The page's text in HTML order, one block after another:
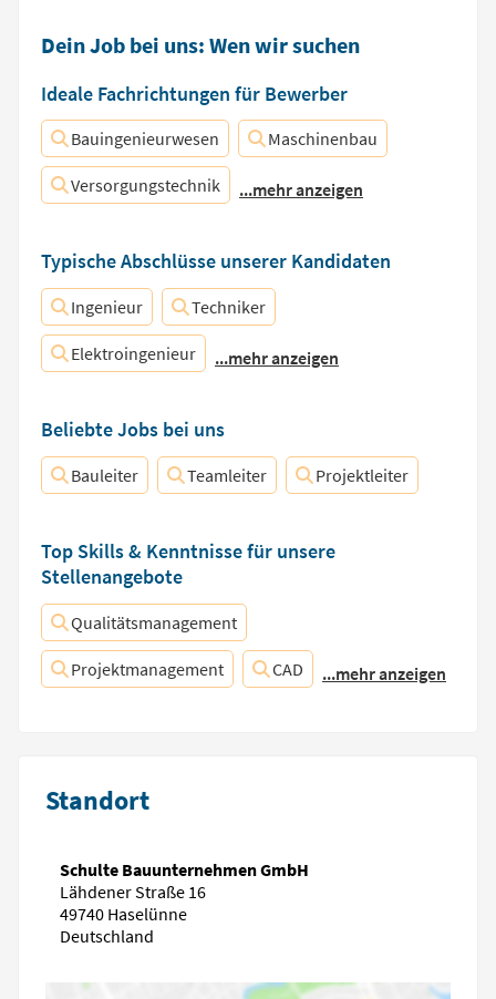
Dein Job bei uns: Wen wir suchen
Ideale Fachrichtungen für Bewerber
Bauingenieurwesen Maschinenbau
Versorgungstechnik ...mehr anzeigen
Typische Abschlüsse unserer Kandidaten
Ingenieur Techniker
Elektroingenieur ...mehr anzeigen
Beliebte Jobs bei uns
Bauleiter Teamleiter Projektleiter
Top Skills & Kenntnisse für unsere
Stellenangebote
Qualitätsmanagement
Projektmanagement CAD ...mehr anzeigen
Standort
Schulte Bauunternehmen GmbH
Lähdener Straße 16
49740 Haselünne
Deutschland